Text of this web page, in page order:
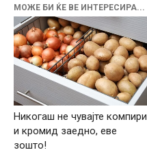
МОЖЕ БИ ЌЕ ВЕ ИНТЕРЕСИРА...
Никогаш не чувајте компири
и кромид заедно, еве
зошто!